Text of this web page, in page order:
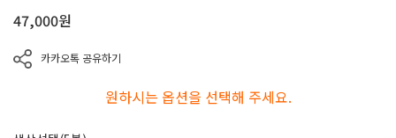
47,000원
카카오톡 공유하기
원하시는 옵션을 선택해 주세요.